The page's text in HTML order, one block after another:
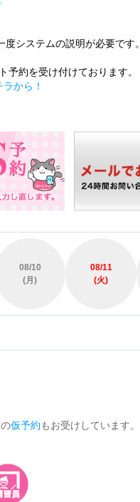
度システムの説明が必要です。
予約を受け付けております。
から！
08/10
(月)
08/11
(火)
仮予約もお受けしています。